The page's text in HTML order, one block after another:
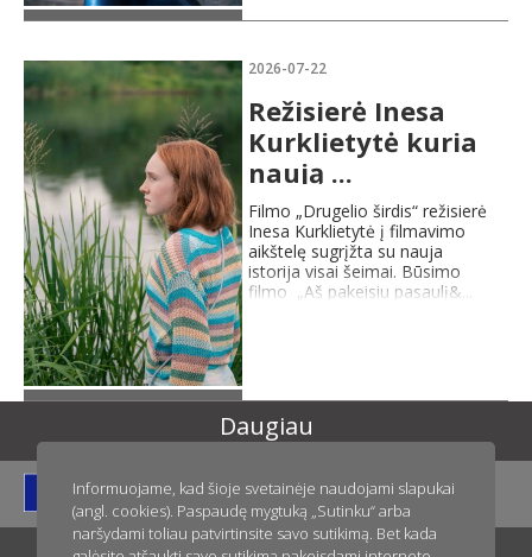
Informuojame, kad šioje svetainėje naudojami slapukai
(angl. cookies). Paspaudę mygtuką „Sutinku“ arba
naršydami toliau patvirtinsite savo sutikimą. Bet kada
Daugiau
Daugiau
2026-07-22
Režisierė Inesa
Kurklietytė kuria
naują ...
Filmo „Drugelio širdis“ režisierė
Inesa Kurklietytė į filmavimo
aikštelę sugrįžta su nauja
istorija visai šeimai. Būsimo
filmo „Aš pakeisiu pasaulį&...
Daugiau